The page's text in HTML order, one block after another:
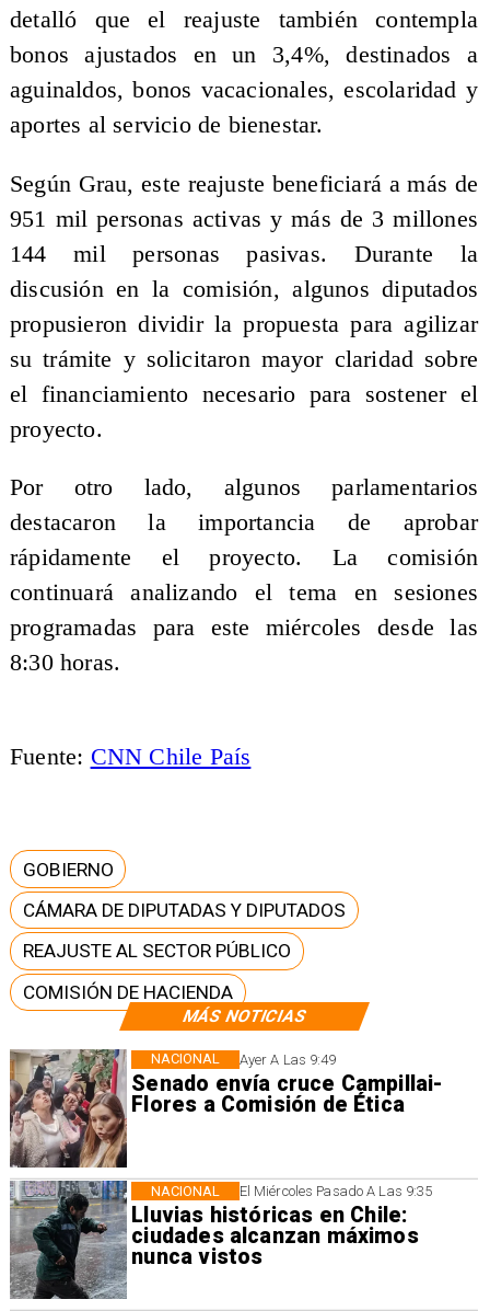
MÁS NOTICIAS
Ayer A Las 9:49
Senado envía cruce Campillai-
Flores a Comisión de Ética
NACIONAL
El Miércoles Pasado A Las 9:35
Lluvias históricas en Chile:
ciudades alcanzan máximos
nunca vistos
NACIONAL
detalló que el reajuste también contempla
bonos ajustados en un 3,4%, destinados a
aguinaldos, bonos vacacionales, escolaridad y
aportes al servicio de bienestar.
Según Grau, este reajuste beneficiará a más de
951 mil personas activas y más de 3 millones
144 mil personas pasivas. Durante la
discusión en la comisión, algunos diputados
propusieron dividir la propuesta para agilizar
su trámite y solicitaron mayor claridad sobre
el financiamiento necesario para sostener el
proyecto.
Por otro lado, algunos parlamentarios
destacaron la importancia de aprobar
rápidamente el proyecto. La comisión
continuará analizando el tema en sesiones
programadas para este miércoles desde las
8:30 horas.
Fuente: CNN Chile País
GOBIERNO
CÁMARA DE DIPUTADAS Y DIPUTADOS
REAJUSTE AL SECTOR PÚBLICO
COMISIÓN DE HACIENDA